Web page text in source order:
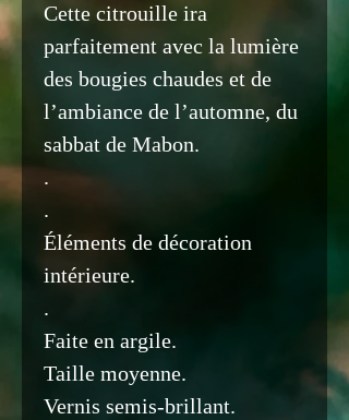
Cette citrouille ira
parfaitement avec la lumière
des bougies chaudes et de
l’ambiance de l’automne, du
sabbat de Mabon.
.
.
Éléments de décoration
intérieure.
.
Faite en argile.
Taille moyenne.
Vernis semis-brillant.